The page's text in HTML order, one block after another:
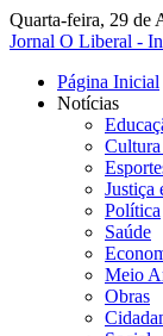
Quarta-feira, 29 de
Jornal O Liberal -
Página Inicial
Notícias
Justiça
Política
Saúde
Meio
Obras